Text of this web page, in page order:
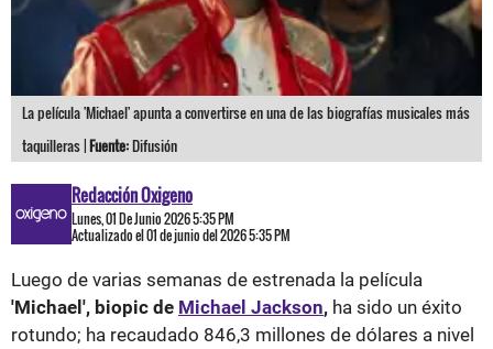
La película 'Michael' apunta a convertirse en una de las biografías musicales más
taquilleras |Fuente:Difusión
Redacción Oxigeno
Lunes, 01 De Junio 2026 5:35 PM
Actualizado el 01 de junio del 2026 5:35 PM
Luego de varias semanas de estrenada la película
'Michael', biopic de Michael Jackson, ha sido un éxito
rotundo; ha recaudado 846,3 millones de dólares a nivel